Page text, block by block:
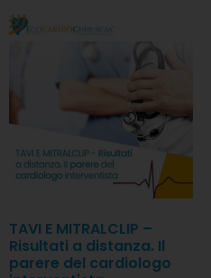
TAVI E MITRALCLIP –
Risultati a distanza. Il
parere del cardiologo